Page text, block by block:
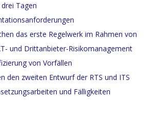
drei Tagen
das erste Regelwerk im Rahmen von
und Drittanbieter-Risikomanagement
von Vorfällen
den zweiten Entwurf der RTS und ITS
und Fälligkeiten